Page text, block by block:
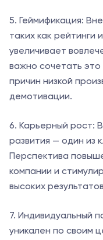
5. Геймификация:
таких как
увеличивает
важно сочетать
причин низкой
демотивации.
6. Карьерный рост:
развития — один из
Перспектива
компании и
высоких
7. Индивидуальный
уникален по своим